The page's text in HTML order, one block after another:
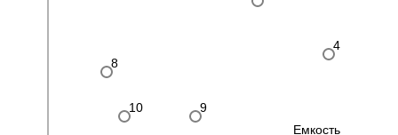
Емкость
8
10 9
4